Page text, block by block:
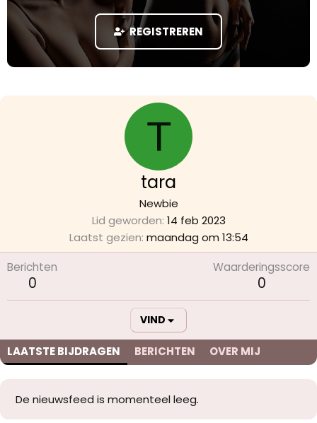
REGISTREREN
T
tara
Newbie
Lid geworden 14 feb 2023
Laatst gezien maandag om 13:54
Berichten
0
Waarderingsscore
0
VIND
LAATSTE BIJDRAGEN BERICHTEN OVER MIJ
De nieuwsfeed is momenteel leeg.